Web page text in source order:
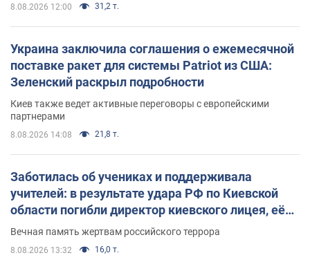
8.08.2026 12:00 31,2 т.
Украина заключила соглашения о ежемесячной
поставке ракет для системы Patriot из США:
Зеленский раскрыл подробности
Киев также ведет активные переговоры с европейскими
партнерами
8.08.2026 14:08 21,8 т.
Заботилась об учениках и поддерживала
учителей: в результате удара РФ по Киевской
области погибли директор киевского лицея, её
муж и внук
Вечная память жертвам российского террора
8.08.2026 13:32 16,0 т.